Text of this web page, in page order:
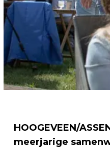
HOOGEVEEN/
meerjarige